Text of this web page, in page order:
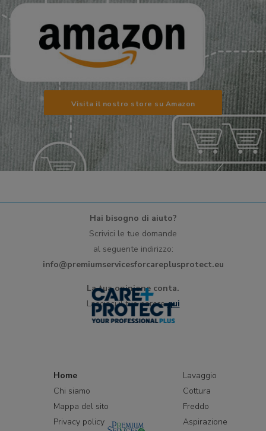
Visita il nostro store su Amazon
Hai bisogno di aiuto?
Scrivici le tue domande
al seguente indirizzo:
info@premiumservicesforcareplusprotect.eu
La tua opinione conta.
Lasciaci il tuo parerequi
Home
Chi siamo
Mappa del sito
Privacy policy
Lavaggio
Cottura
Freddo
Aspirazione